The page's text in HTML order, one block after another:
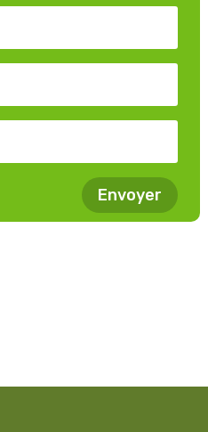
Envoyer